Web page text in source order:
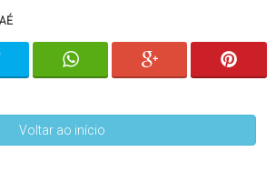
Voltar ao início